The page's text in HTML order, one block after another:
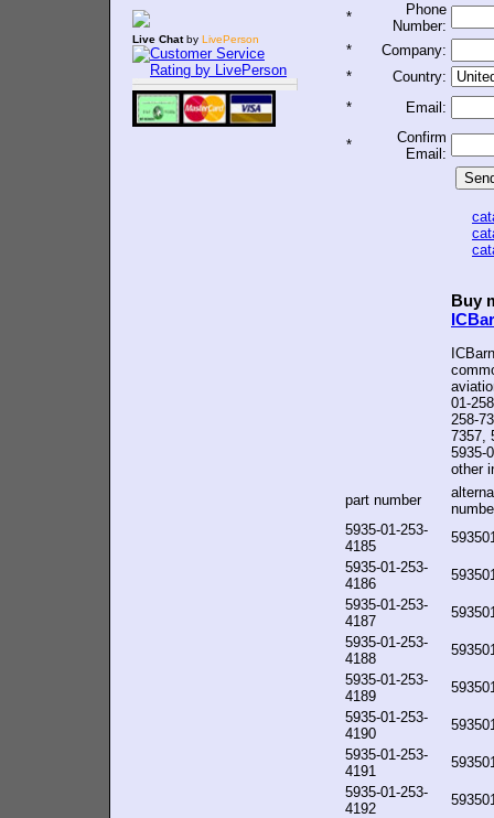
Live Chatby LivePerson
*
Phone
Number:
*
Company:
*
Country:
*
Email:
*
Confirm
Email:
Buy
01-
258-
7357,
5935-
other
part number
5935-01-253-
4185
5935-01-253-
4186
5935-01-253-
4187
5935-01-253-
4188
5935-01-253-
4189
5935-01-253-
4190
5935-01-253-
4191
5935-01-253-
4192